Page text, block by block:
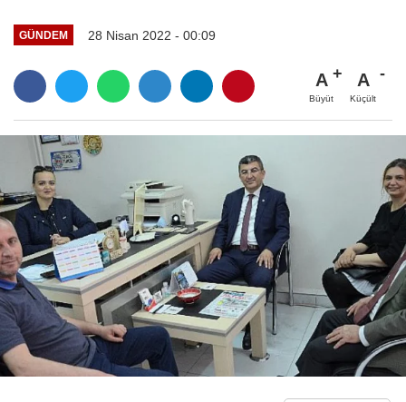
GÜNDEM 28 Nisan 2022 - 00:09
A
Büyüt
A
Küçült